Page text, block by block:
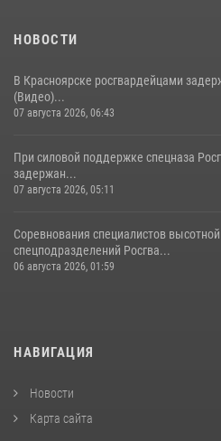
НОВОСТИ
В Красноярске росгвардейцами
(Видео)...
07 августа 2026, 06:43
При силовой поддержке спецназа
задержан...
07 августа 2026, 05:11
Соревнования специалистов
спецподразделений Росгва...
06 августа 2026, 01:59
НАВИГАЦИЯ
Новости
Карта сайта